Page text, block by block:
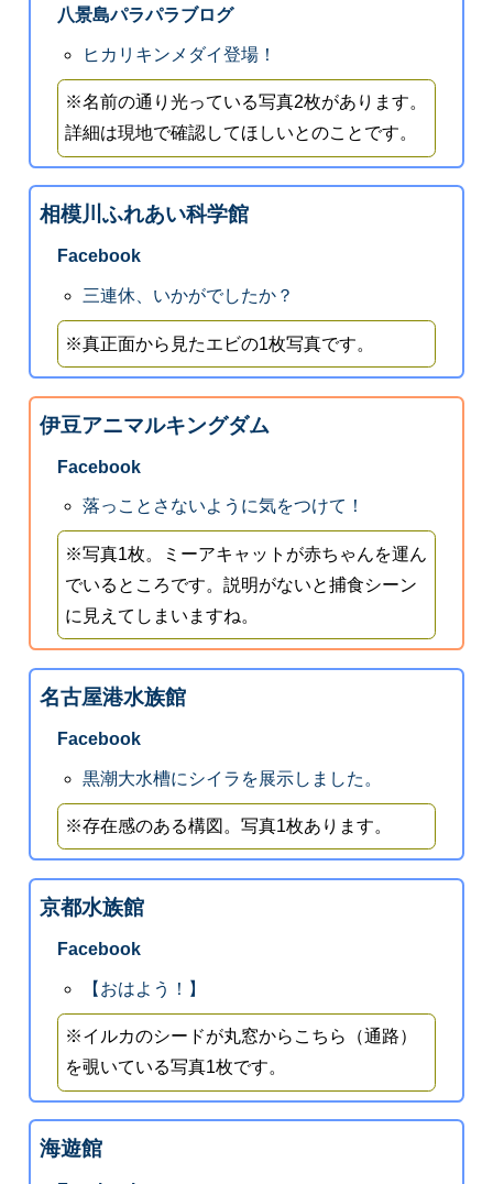
八景島パラパラブログ
ヒカリキンメダイ登場！
※名前の通り光っている写真2枚があります。
詳細は現地で確認してほしいとのことです。
相模川ふれあい科学館
Facebook
三連休、いかがでしたか？
※真正面から見たエビの1枚写真です。
伊豆アニマルキングダム
Facebook
落っことさないように気をつけて！
※写真1枚。ミーアキャットが赤ちゃんを運ん
でいるところです。説明がないと捕食シーン
に見えてしまいますね。
名古屋港水族館
Facebook
黒潮大水槽にシイラを展示しました。
※存在感のある構図。写真1枚あります。
京都水族館
Facebook
【おはよう！】
※イルカのシードが丸窓からこちら（通路）
を覗いている写真1枚です。
海遊館